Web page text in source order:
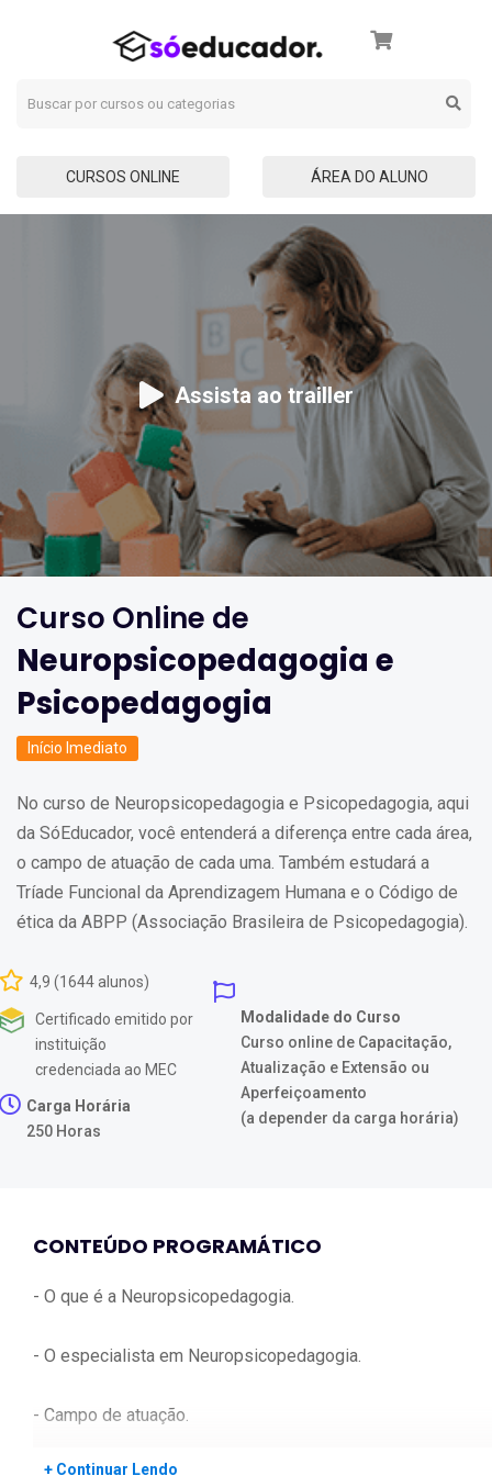
CURSOS ONLINE ÁREA DO ALUNO
Assista ao trailler
Curso Online de
Neuropsicopedagogia e
Psicopedagogia
Início Imediato
No curso de Neuropsicopedagogia e Psicopedagogia, aqui
da SóEducador, você entenderá a diferença entre cada área,
o campo de atuação de cada uma. Também estudará a
Tríade Funcional da Aprendizagem Humana e o Código de
ética da ABPP (Associação Brasileira de Psicopedagogia).
4,9 (1644 alunos)
Certificado emitido por
instituição
credenciada ao MEC
Carga Horária
250 Horas
Modalidade do Curso
Curso online de Capacitação,
Atualização e Extensão ou
Aperfeiçoamento
(a depender da carga horária)
CONTEÚDO PROGRAMÁTICO
- O que é a Neuropsicopedagogia.
- O especialista em Neuropsicopedagogia.
- Campo de atuação.
+ Continuar Lendo